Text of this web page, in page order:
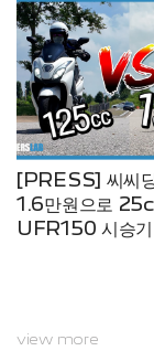
어떨까.150cc급 스
도전장을 내민
환경규제는 모터사
은 것을 바꿔 놓았
로 달라진 것이 없
지만, 모터사이클의
에 더 나아가 원가
쳤다.국내 모터사이
25cc급 스쿠터의 영
적이다. 제조사 입장
히 안정적으로 판매
[PRESS] 씨씨
1.6만원으로
UFR150 시승기
view more